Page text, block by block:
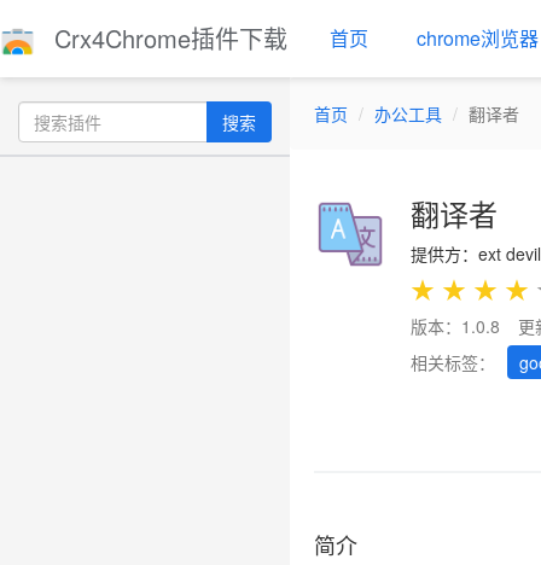
Crx4Chrome插件下载 首页 chrome浏览器
搜索 首页 办公工具 翻译者
翻译者
提供方：ext devil
★ ★ ★ ★
版本：1.0.8
更
相关标签：
简介